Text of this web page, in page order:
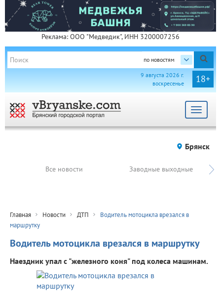
Реклама: ООО "Медведик", ИНН 3200007256
по новостям
18+
9 августа 2026 г.
воскресенье
Toggle
Брянск
Все новости Заводные выходные
Главная Новости ДТП
Водитель мотоцикла врезался в
маршрутку
Водитель мотоцикла врезался в маршрутку
Наездник упал с "железного коня" под колеса машинам.